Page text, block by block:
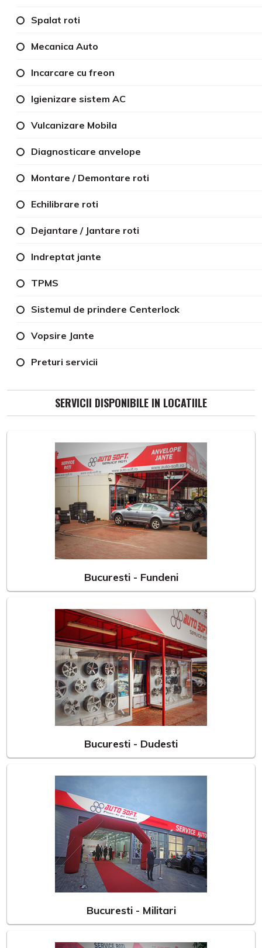
Spalat roti
Mecanica Auto
Incarcare cu freon
Igienizare sistem AC
Vulcanizare Mobila
Diagnosticare anvelope
Montare / Demontare roti
Echilibrare roti
Dejantare / Jantare roti
Indreptat jante
TPMS
Sistemul de prindere Centerlock
Vopsire Jante
Preturi servicii
SERVICII DISPONIBILE IN LOCATIILE
Bucuresti - Fundeni
Bucuresti - Dudesti
Bucuresti - Militari